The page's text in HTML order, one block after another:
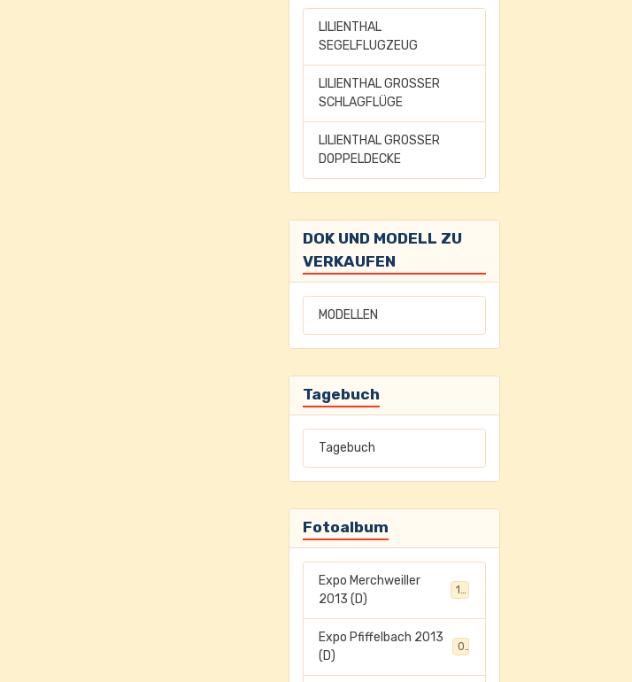
LILIENTHAL
SEGELFLUGZEUG
LILIENTHAL GROSSER
SCHLAGFLÜGE
LILIENTHAL GROSSER
DOPPELDECKE
DOK UND MODELL ZU
VERKAUFEN
MODELLEN
Tagebuch
Tagebuch
Fotoalbum
Expo Merchweiller
2013 (D)
17
Expo Pfiffelbach 2013
(D)
0